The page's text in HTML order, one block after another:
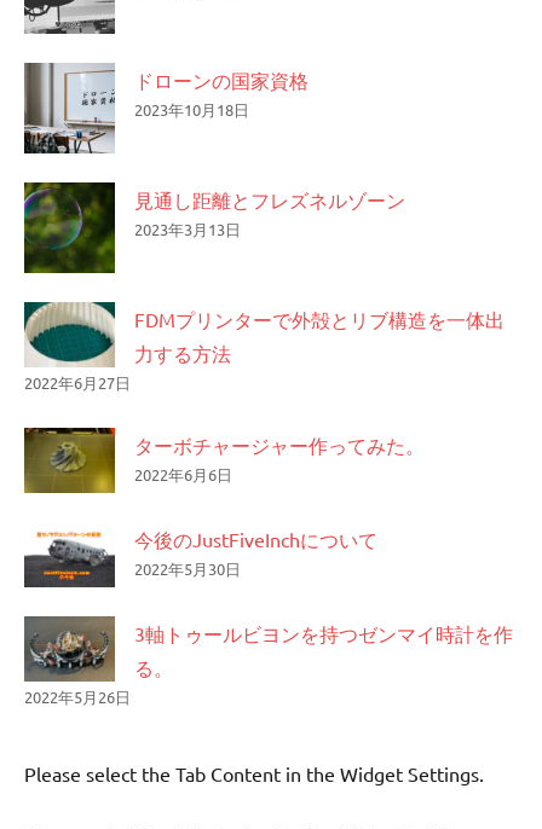
ドローンの国家資格
2023年10月18日
見通し距離とフレズネルゾーン
2023年3月13日
FDMプリンターで外殻とリブ構造を一体出
力する方法
2022年6月27日
ターボチャージャー作ってみた。
2022年6月6日
今後のJustFiveInchについて
2022年5月30日
3軸トゥールビヨンを持つゼンマイ時計を作
る。
2022年5月26日
Please select the Tab Content in the Widget Settings.